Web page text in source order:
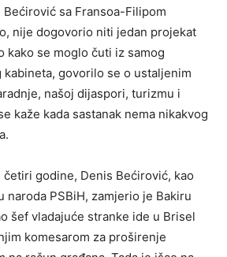
Bećirović sa Fransoa-Filipom
nije dogovorio niti jedan projekat
kako se moglo čuti iz samog
kabineta, govorilo se o ustaljenim
našoj dijaspori, turizmu i
kaže kada sastanak nema nikakvog
četiri godine, Denis Bećirović, kao
naroda PSBiH, zamjerio je Bakiru
šef vladajuće stranke ide u Brisel
komesarom za proširenje